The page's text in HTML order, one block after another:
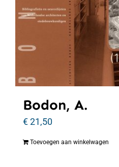
Bodon, A.
€21,50
Toevoegen aan winkelwagen